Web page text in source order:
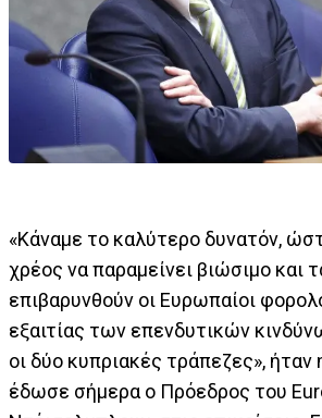
«Κάναμε το καλύτερο δυνατόν,
χρέος να παραμείνει βιώσιμο και
επιβαρυνθούν οι Ευρωπαίοι
εξαιτίας των επενδυτικών
οι δύο κυπριακές τράπεζες»,
έδωσε σήμερα ο Πρόεδρος του